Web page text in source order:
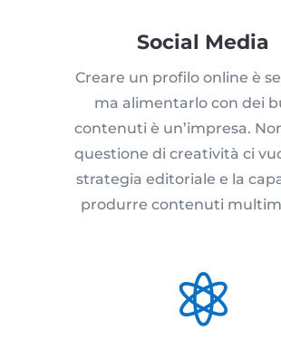
Social Media
Creare un profilo online è
ma alimentarlo con dei
contenuti è un’impresa.
questione di creatività ci
strategia editoriale e la
produrre contenuti
